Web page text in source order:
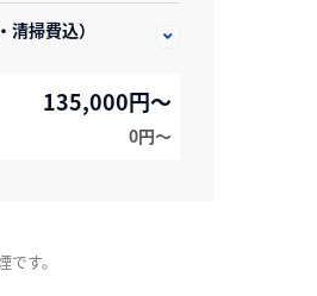
掃費込）
135,000円～
0円〜
す。